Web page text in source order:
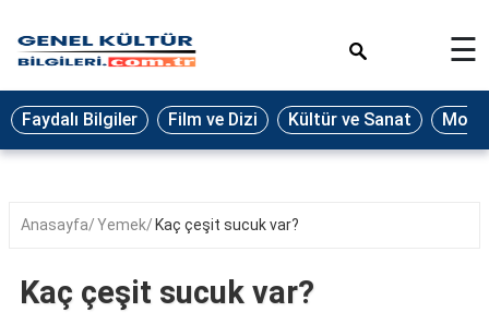
Eğitim
Ekonomi
Seyahat
Oyun
☰
Faydalı Bilgiler Film ve Dizi Kültür ve Sanat
Anasayfa Yemek Kaç çeşit sucuk var?
Kaç çeşit sucuk var?